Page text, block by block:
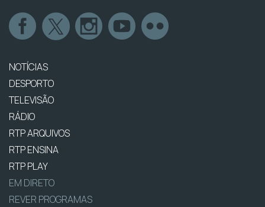
NOTÍCIAS
DESPORTO
TELEVISÃO
RÁDIO
RTP ARQUIVOS
RTP ENSINA
RTP PLAY
EM DIRETO
REVER PROGRAMAS